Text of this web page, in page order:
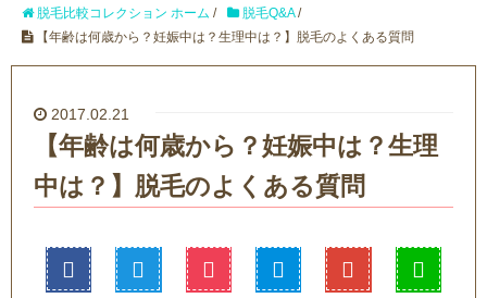
脱毛比較コレクション ホーム / 脱毛Q&A/
【年齢は何歳から？妊娠中は？生理中は？】脱毛のよくある質問
2017.02.21
【年齢は何歳から？妊娠中は？生理
中は？】脱毛のよくある質問